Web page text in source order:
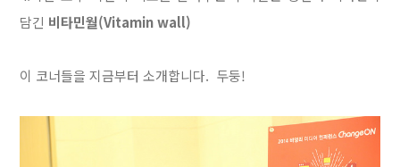
담긴 비타민월(Vitamin wall)
이 코너들을 지금부터소개합니다. 두둥!